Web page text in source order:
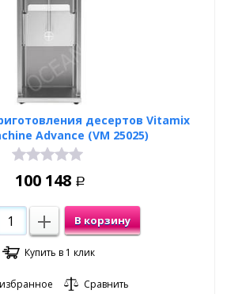
десертов Vitamix
Advance (VM 25025)
100 148 Р
В корзину
Купить в 1 клик
Сравнить